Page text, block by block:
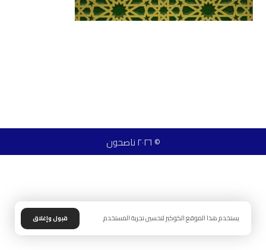
© ٢٠٢٦ ناصحون
يستخدم هذا الموقع الكوكيز لتحسين تجربة المستخدم. قبول وإغلاق